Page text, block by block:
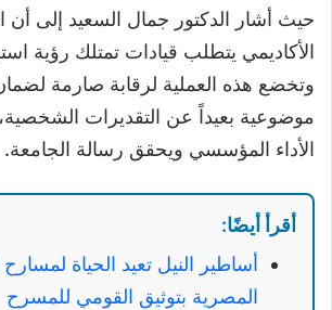
حيث أشار الدكتور جمال السعيد إلى أن
الأكاديمي يتطلب قيادات تمتلك رؤية
وتخضع هذه العملية لرقابة صارمة
موضوعية بعيداً عن التقديرات الشخصية،
الأداء المؤسسي ويحقق رسالة الجامعة.
أقرأ أيضًا:
أساطير النيل تعيد الحياة
المصرية بتوثيق القومي للمسرح